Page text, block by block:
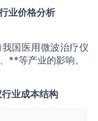
业价格分析
国医用微波治疗仪
**等产业的影响。
行业成本结构